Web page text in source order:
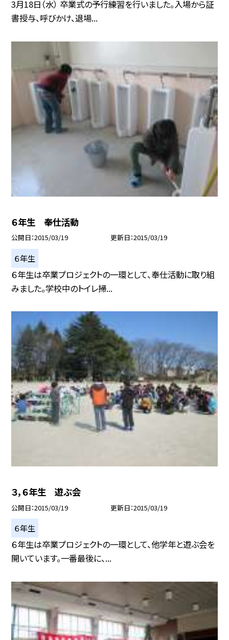
3月18日（水） 卒業式の予行練習を行いました。入場から証
書授与、呼びかけ、退場...
６年生 奉仕活動
公開日 2015/03/19 更新日 2015/03/19
６年生
６年生は卒業プロジェクトの一環として、奉仕活動に取り組
みました。学校中のトイレ掃...
３，６年生 遊ぶ会
公開日 2015/03/19 更新日 2015/03/19
６年生
６年生は卒業プロジェクトの一環として、他学年と遊ぶ会を
開いています。一番最後に、...